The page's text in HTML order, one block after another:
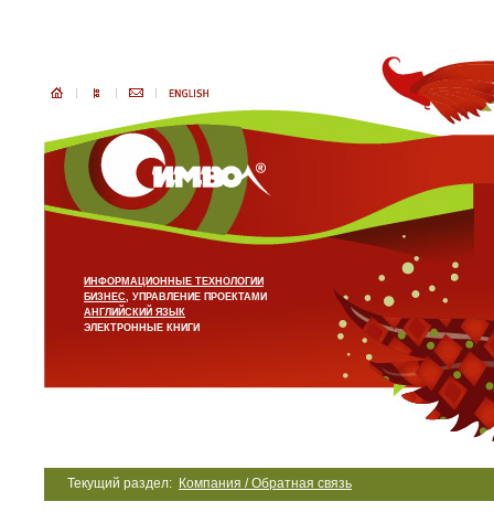
ИНФОРМАЦИОННЫЕ ТЕХНОЛОГИИ
БИЗНЕС, УПРАВЛЕНИЕ ПРОЕКТАМИ
АНГЛИЙСКИЙ ЯЗЫК
ЭЛЕКТРОННЫЕ КНИГИ
Текущий раздел: Компания / Обратная связь